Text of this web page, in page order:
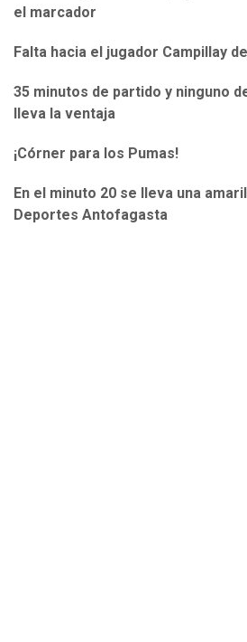
el marcador
Falta hacia el jugador Campillay
35 minutos de partido y ninguno
lleva la ventaja
¡Córner para los Pumas!
En el minuto 20 se lleva una
Deportes Antofagasta